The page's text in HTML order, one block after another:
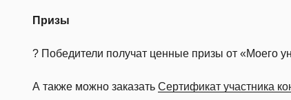
Призы
? Победители получат ценные призы от «Моего
А также можно заказать Сертификат участника